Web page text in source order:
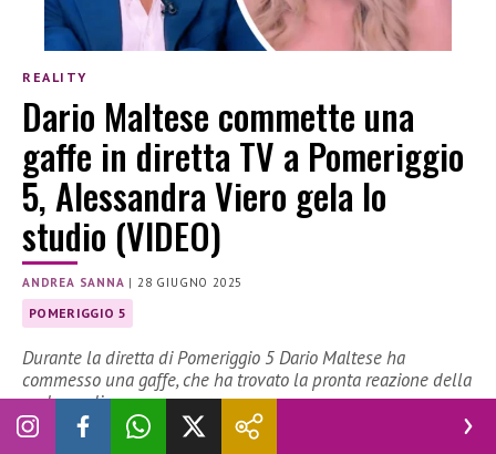
REALITY
Dario Maltese commette una
gaffe in diretta TV a Pomeriggio
5, Alessandra Viero gela lo
studio (VIDEO)
ANDREA SANNA | 28 GIUGNO 2025
POMERIGGIO 5
Durante la diretta di Pomeriggio 5 Dario Maltese ha
commesso una gaffe, che ha trovato la pronta reazione della
padrona di casa
In diretta TV durante la puntata di